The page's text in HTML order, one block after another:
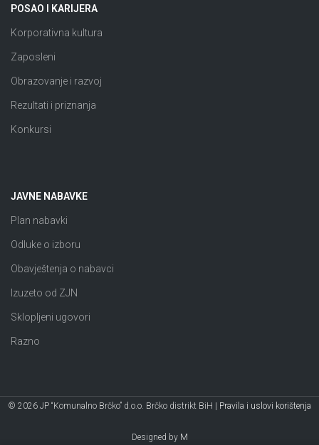
POSAO I KARIJERA
Korporativna kultura
Zaposleni
Obrazovanje i razvoj
Rezultati i priznanja
Konkursi
JAVNE NABAVKE
Plan nabavki
Odluke o izboru
Obavještenja o nabavci
Izuzeto od ZJN
Sklopljeni ugovori
Razno
© 2026 JP “Komunalno Brčko” d.o.o. Brčko distrikt BiH | Pravila i uslovi korištenja
Designed by M